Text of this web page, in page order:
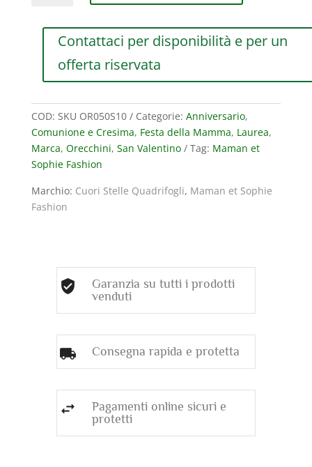
SOPHIE
CUORI,
QUADROFOGLI
IN
ARGENTO
925
A
STELLA
quantità
Contattaci per disponibilità e per un
offerta riservata
COD: SKU OR050S10 Categorie: Anniversario,
Comunione e Cresima, Festa della Mamma, Laurea,
Marca, Orecchini, San Valentino Tag: Maman et
Sophie Fashion
Marchio: Cuori Stelle Quadrifogli, Maman et Sophie
Fashion
Garanzia su tutti i prodotti
venduti
Consegna rapida e protetta
Pagamenti online sicuri e
protetti